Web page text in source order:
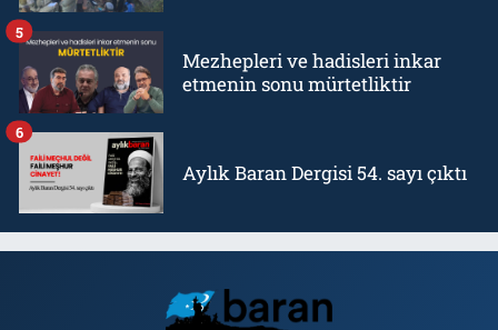
Mezhepleri ve hadisleri inkar
etmenin sonu mürtetliktir
5
Aylık Baran Dergisi 54. sayı çıktı
6